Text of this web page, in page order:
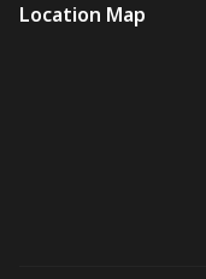
Location Map